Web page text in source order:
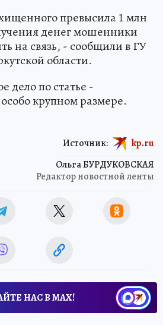
превысила 1 млн
денег мошенники
на связь, - сообщили в ГУ
области.
дело по статье -
крупном размере.
Ольга БУРДУКОВСКАЯ
Редактор новостной ленты
Источник: kp.ru
НАС В МАХ!